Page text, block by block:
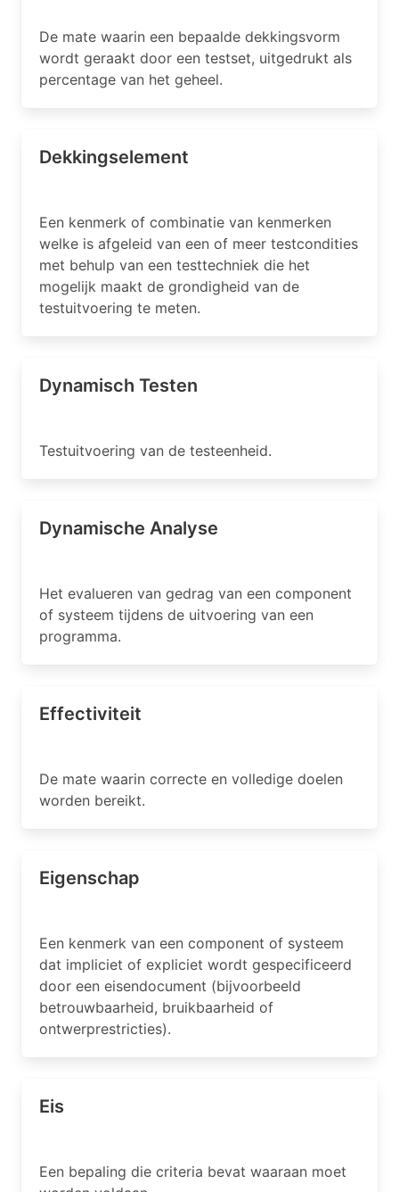
De mate waarin een bepaalde dekkingsvorm
wordt geraakt door een testset, uitgedrukt als
percentage van het geheel.
Dekkingselement
Een kenmerk of combinatie van kenmerken
welke is afgeleid van een of meer testcondities
met behulp van een testtechniek die het
mogelijk maakt de grondigheid van de
testuitvoering te meten.
Dynamisch Testen
Testuitvoering van de testeenheid.
Dynamische Analyse
Het evalueren van gedrag van een component
of systeem tijdens de uitvoering van een
programma.
Effectiviteit
De mate waarin correcte en volledige doelen
worden bereikt.
Eigenschap
Een kenmerk van een component of systeem
dat impliciet of expliciet wordt gespecificeerd
door een eisendocument (bijvoorbeeld
betrouwbaarheid, bruikbaarheid of
ontwerprestricties).
Eis
Een bepaling die criteria bevat waaraan moet